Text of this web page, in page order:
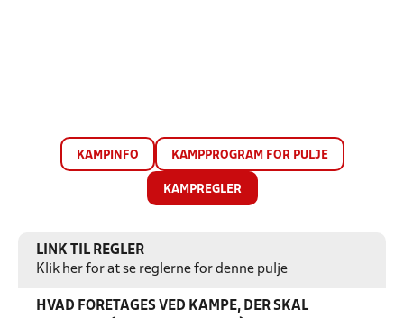
KAMPINFO KAMPPROGRAM FOR PULJE
KAMPREGLER
LINK TIL REGLER
Klik her for at se reglerne for denne pulje
HVAD FORETAGES VED KAMPE, DER SKAL